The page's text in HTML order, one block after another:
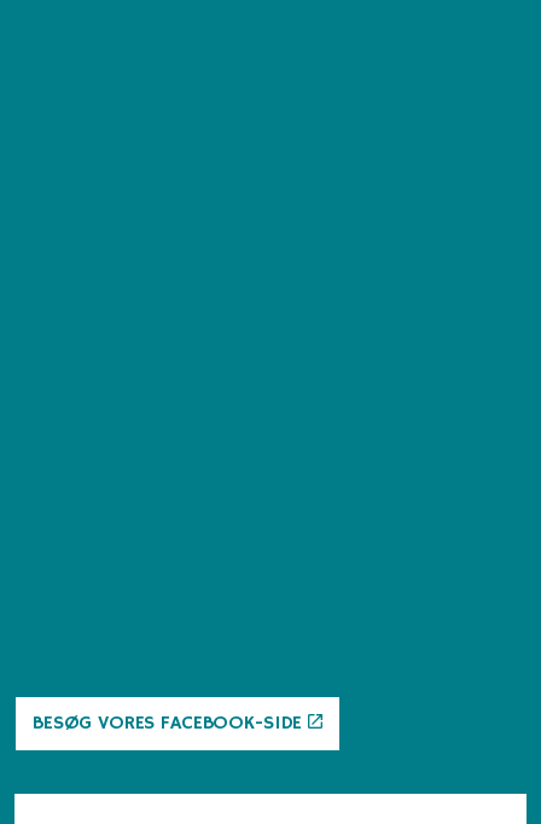
BESØG VORES FACEBOOK-SIDE